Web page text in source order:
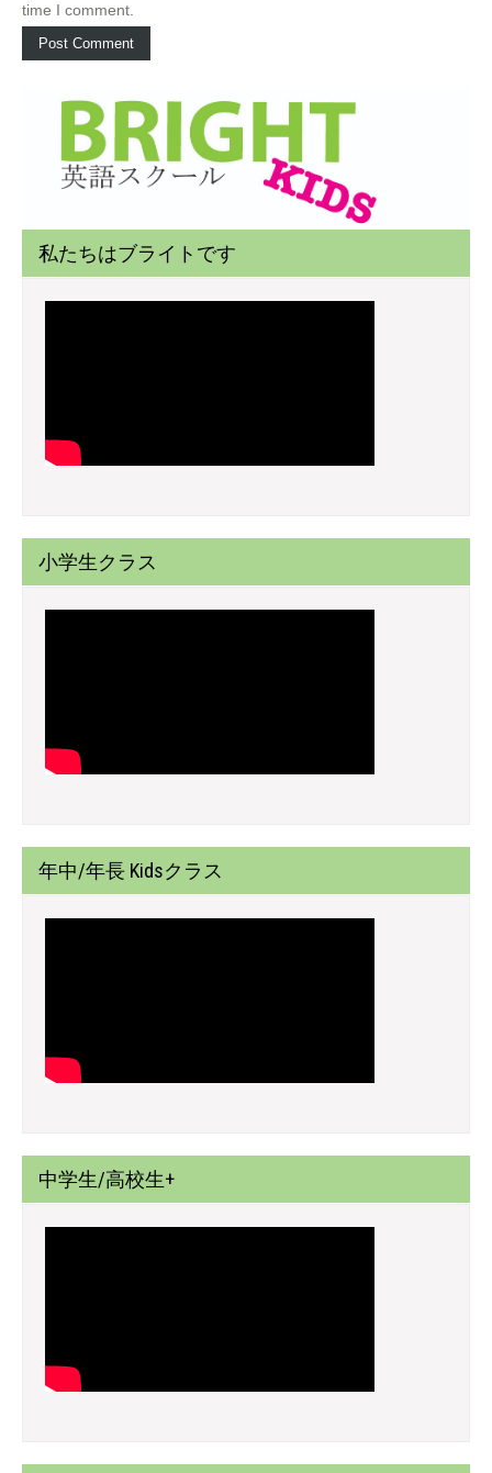
time I comment.
私たちはブライトです
小学生クラス
年中/年長 Kidsクラス
中学生/高校生+